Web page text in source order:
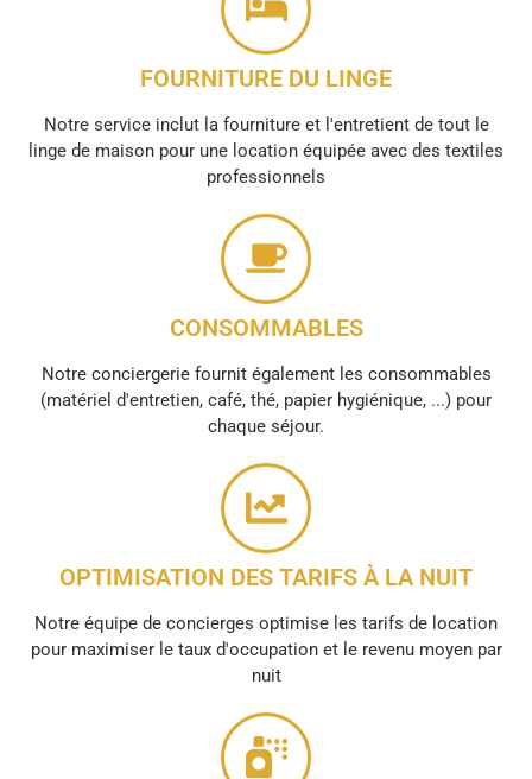
FOURNITURE DU LINGE
Notre service inclut la fourniture et l'entretient de tout le
linge de maison pour une location équipée avec des textiles
professionnels
CONSOMMABLES
Notre conciergerie fournit également les consommables
(matériel d'entretien, café, thé, papier hygiénique, ...) pour
chaque séjour.
OPTIMISATION DES TARIFS À LA NUIT
Notre équipe de concierges optimise les tarifs de location
pour maximiser le taux d'occupation et le revenu moyen par
nuit